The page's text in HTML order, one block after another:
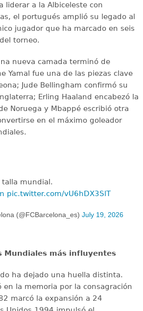
liderar a la Albiceleste con
el portugués amplió su legado al
jugador que ha marcado en seis
torneo.
nueva camada terminó de
Yamal fue una de las piezas clave
Jude Bellingham confirmó su
Erling Haaland encabezó la
Noruega y Mbappé escribió otra
en el máximo goleador
talla mundial.
pic.twitter.com/vU6hDX3SlT
(@FCBarcelona_es) July 19, 2026
Mundiales más influyentes
ha dejado una huella distinta.
en la memoria por la consagración
marcó la expansión a 24